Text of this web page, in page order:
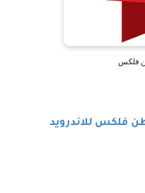
فلكس
فلكس للاندرويد